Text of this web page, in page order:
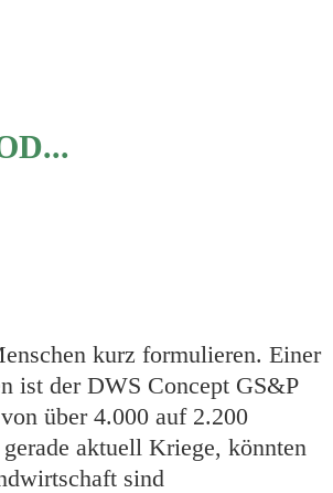
kurz formulieren. Einer
ist der DWS Concept GS&P
über 4.000 auf 2.200
aktuell Kriege, könnten
sind